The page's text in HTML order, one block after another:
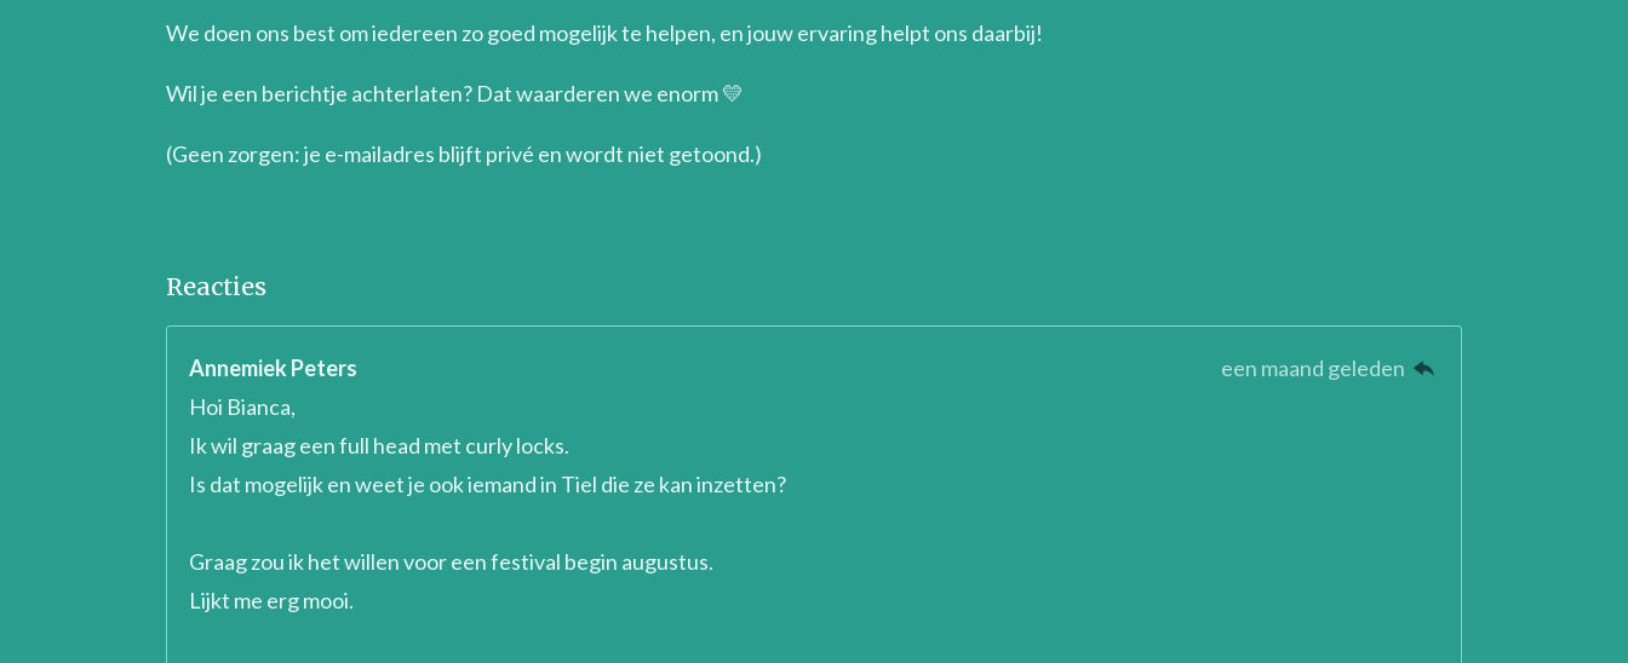
We doen ons best om iedereen zo goed mogelijk te helpen, en jouw ervaring helpt ons daarbij!
Wil je een berichtje achterlaten? Dat waarderen we enorm 💛
(Geen zorgen: je e-mailadres blijft privé en wordt niet getoond.)
Reacties
Annemiek Peters
een maand geleden
Hoi Bianca,
Ik wil graag een full head met curly locks.
Is dat mogelijk en weet je ook iemand in Tiel die ze kan inzetten?
Graag zou ik het willen voor een festival begin augustus.
Lijkt me erg mooi.